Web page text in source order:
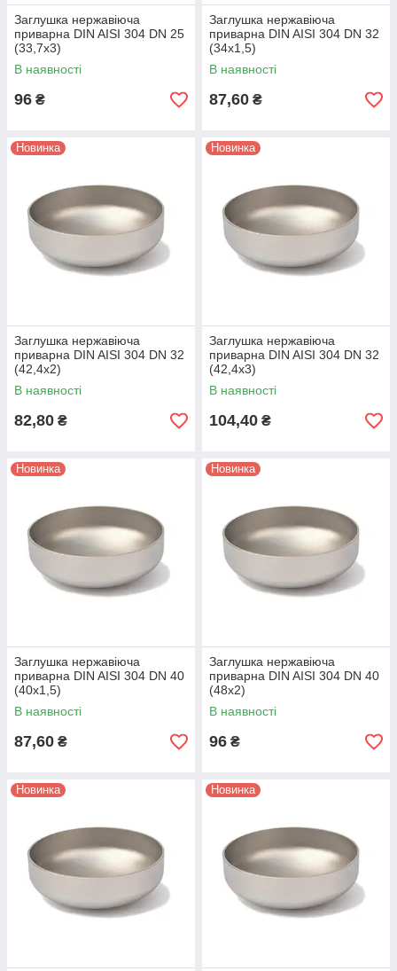
Заглушка нержавіюча
приварна DIN AISI 304 DN 25
(33,7x3)
В наявності
96 ₴
Заглушка нержавіюча
приварна DIN AISI 304 DN 32
(34x1,5)
В наявності
87,60 ₴
Новинка
Заглушка нержавіюча
приварна DIN AISI 304 DN 32
(42,4x2)
В наявності
82,80 ₴
Новинка
Заглушка нержавіюча
приварна DIN AISI 304 DN 32
(42,4x3)
В наявності
104,40 ₴
Новинка
Заглушка нержавіюча
приварна DIN AISI 304 DN 40
(40x1,5)
В наявності
87,60 ₴
Новинка
Заглушка нержавіюча
приварна DIN AISI 304 DN 40
(48x2)
В наявності
96 ₴
Новинка Новинка